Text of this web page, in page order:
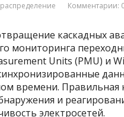
Комментарии:
каскадных
мониторинга
Units (PMU) и
времени. Правильная
и
электросетей.